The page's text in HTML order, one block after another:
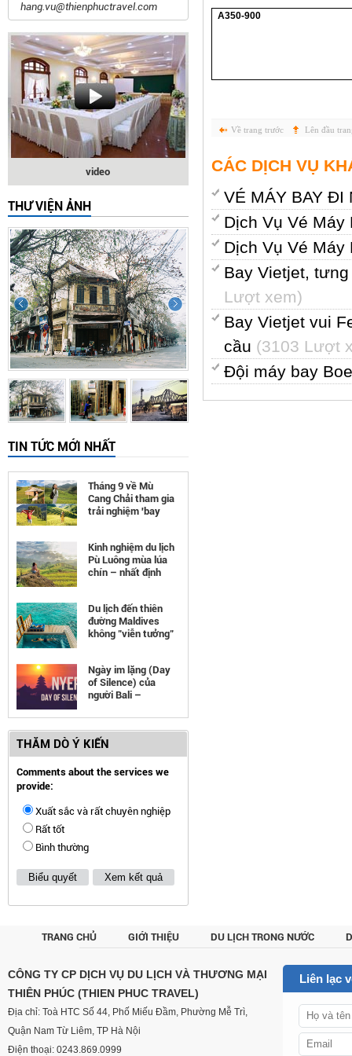
hang.vu@thienphuctravel.com
video
THƯ VIỆN ẢNH
TIN TỨC MỚI NHẤT
Tháng 9 về Mù
Cang Chải tham gia
trải nghiệm 'bay
Kinh nghiệm du lịch
Pù Luông mùa lúa
chín – nhất định
Du lịch đến thiên
đường Maldives
không "viễn tưởng"
Ngày im lặng (Day
of Silence) của
người Bali –
THĂM DÒ Ý KIẾN
Comments about the services we
provide:
Xuất sắc và rất chuyên nghiệp
Rất tốt
Bình thường
Biểu quyết Xem kết quả
A350-900
Về trang trước Lên đầu
CÁC DỊCH VỤ
VÉ MÁY BAY ĐI
Dịch Vụ Vé
Dịch Vụ Vé
Bay Vietjet,
Lượt xem)
Bay Vietjet vui
cầu (3103 Lượt
Đội máy bay
TRANG CHỦ GIỚI THIỆU DU LỊCH TRONG NƯỚC
CÔNG TY CP DỊCH VỤ DU LỊCH VÀ THƯƠNG MẠI
THIÊN PHÚC (THIEN PHUC TRAVEL)
Địa chỉ: Toà HTC Số 44, Phố Miếu Đầm, Phường Mễ Trì,
Quận Nam Từ Liêm, TP Hà Nội
Điện thoại: 0243.869.0999
Liên lạc